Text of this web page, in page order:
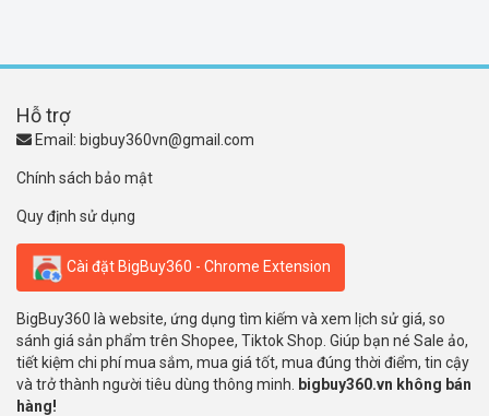
Hỗ trợ
Email: bigbuy360vn@gmail.com
Chính sách bảo mật
Quy định sử dụng
Cài đặt BigBuy360 - Chrome Extension
BigBuy360 là website, ứng dụng tìm kiếm và xem lịch sử giá, so
sánh giá sản phẩm trên Shopee, Tiktok Shop. Giúp bạn né Sale ảo,
tiết kiệm chi phí mua sắm, mua giá tốt, mua đúng thời điểm, tin cậy
và trở thành người tiêu dùng thông minh.
bigbuy360.vn không bán
hàng!